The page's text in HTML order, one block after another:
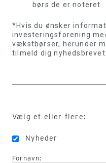
børs de er noteret
*Hvis du ønsker
investeringsforening
vækstbørser, herunder
tilmeld dig nyhedsbrevet
Vælg et eller flere:
Nyheder
Fornavn: